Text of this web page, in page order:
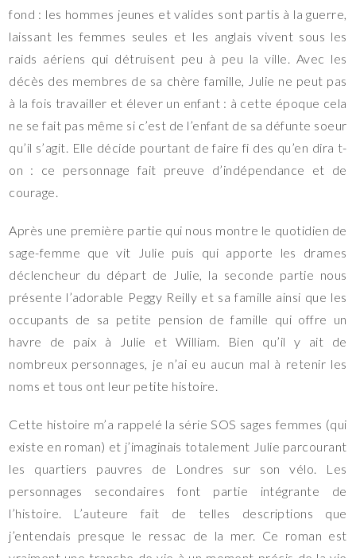
fond : les hommes jeunes et valides sont partis à la guerre,
laissant les femmes seules et les anglais vivent sous les
raids aériens qui détruisent peu à peu la ville. Avec les
décès des membres de sa chère famille, Julie ne peut pas
à la fois travailler et élever un enfant : à cette époque cela
ne se fait pas même si c’est de l’enfant de sa défunte soeur
qu’il s’agit. Elle décide pourtant de faire fi des qu’en dira t-
on : ce personnage fait preuve d’indépendance et de
courage.
Après une première partie qui nous montre le quotidien de
sage-femme que vit Julie puis qui apporte les drames
déclencheur du départ de Julie, la seconde partie nous
présente l’adorable Peggy Reilly et sa famille ainsi que les
occupants de sa petite pension de famille qui offre un
havre de paix à Julie et William. Bien qu’il y ait de
nombreux personnages, je n’ai eu aucun mal à retenir les
noms et tous ont leur petite histoire.
Cette histoire m’a rappelé la série SOS sages femmes (qui
existe en roman) et j’imaginais totalement Julie parcourant
les quartiers pauvres de Londres sur son vélo. Les
personnages secondaires font partie intégrante de
l’histoire. L’auteure fait de telles descriptions que
j’entendais presque le ressac de la mer. Ce roman est